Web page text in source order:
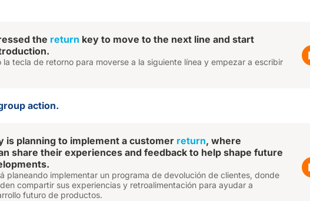
the return key to move to the next line and start
la tecla de retorno para moverse a la siguiente línea y empezar a escribir
action.
is planning to implement a customer return, where
share their experiences and feedback to help shape future
planeando implementar un programa de devolución de clientes, donde
compartir sus experiencias y retroalimentación para ayudar a
futuro de productos.